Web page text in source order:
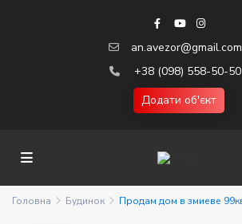
an.avezor@gmail.com
+38 (098) 558-50-50
Додати об'єкт
Головна Будинок Продам дом в змиеве